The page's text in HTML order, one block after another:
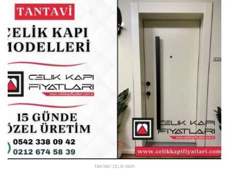
TANTAVI ÇELIK KAPI